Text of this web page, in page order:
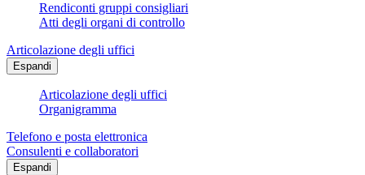
Rendiconti gruppi consigliari
Atti degli organi di controllo
Articolazione degli uffici
Espandi
Articolazione degli uffici
Organigramma
Telefono e posta elettronica
Consulenti e collaboratori
Espandi